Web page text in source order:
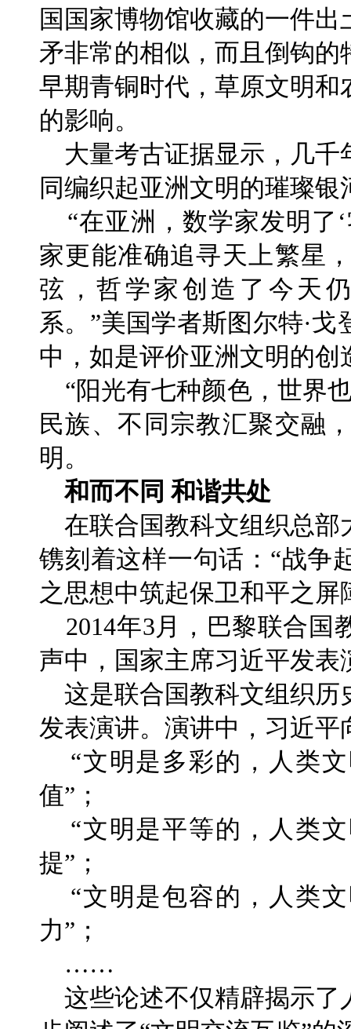
国国家博物馆收藏的一件
矛非常的相似，而且倒钩
早期青铜时代，草原文明
的影响。
大量考古证据显示，几千
同编织起亚洲文明的璀璨银
“在亚洲，数学家发明了
家更能准确追寻天上繁星
弦，哲学家创造了今天
系。”美国学者斯图尔特·
中，如是评价亚洲文明的创
“阳光有七种颜色，世界
民族、不同宗教汇聚交融
明。
和而不同 和谐共处
在联合国教科文组织总部
镌刻着这样一句话：“战争
之思想中筑起保卫和平之屏
2014年3月，巴黎联合国
声中，国家主席习近平发表
这是联合国教科文组织历
发表演讲。演讲中，习近
“文明是多彩的，人类
值”；
“文明是平等的，人类
提”；
“文明是包容的，人类
力”；
……
这些论述不仅精辟揭示了